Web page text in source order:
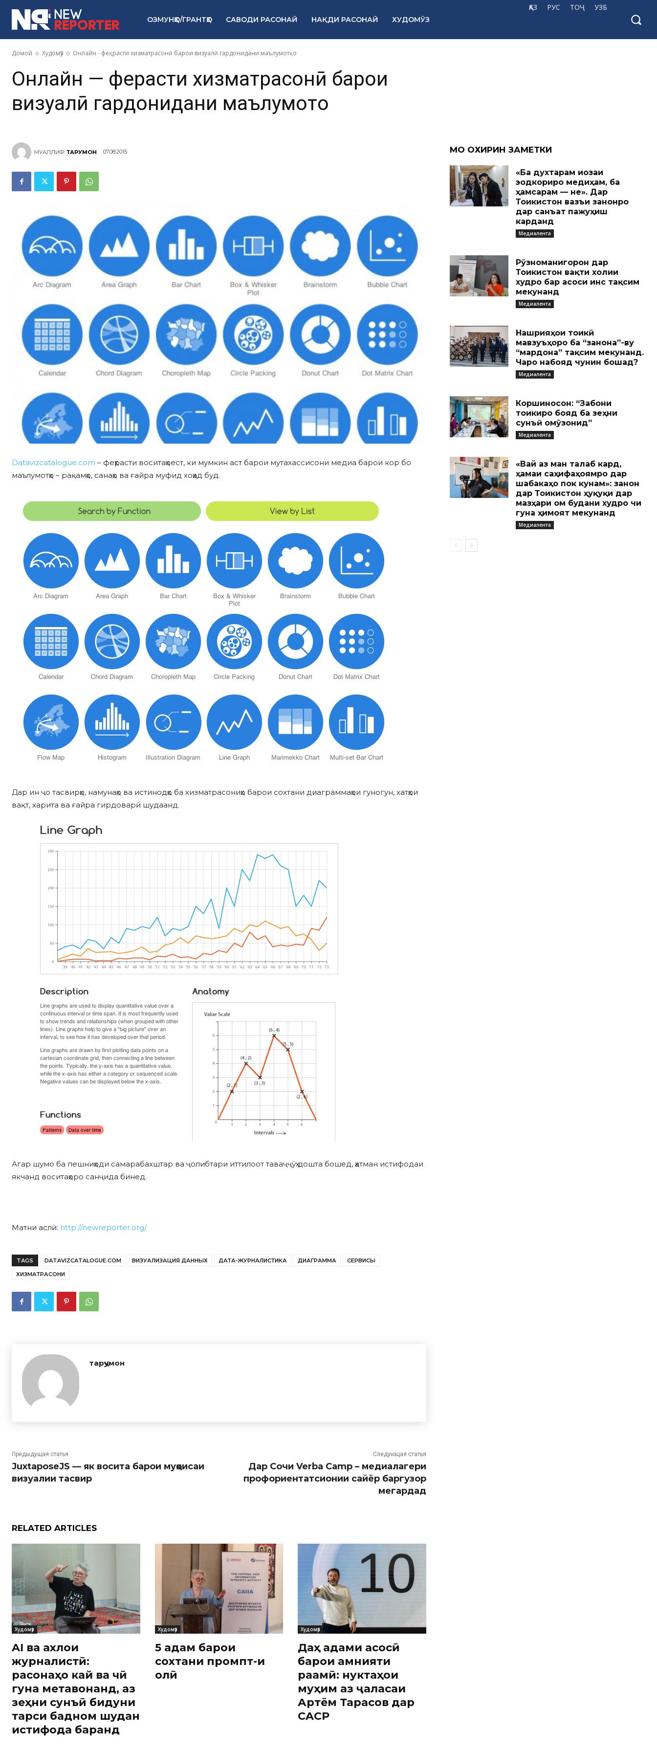
ҚАЗ РУС ТОҶ УЗБ
ОЗМУНҲО/ГРАНТҲО САВОДИ РАСОНАӢ НАҚДИ РАСОНАӢ ХУДОМӮЗ
Домой Худомӯз Онлайн - феҳрасти хизматрасонӣ барои визуалӣ гардонидани маълумотҳо
Онлайн — феҳрасти хизматрасонӣ барои
визуалӣ гардонидани маълумотҳо
МУАЛЛИФ: ТАРҶУМОН 07.08.2015
Datavizcatalogue.com – феҳрасти воситаҳоест, ки мумкин аст барои мутахассисони медиа барои кор бо
маълумотҳо – рақамҳо, санаҳо ва ғайра муфид хоҳад буд.
Дар ин ҷо тасвирҳо, намунаҳо ва истинодҳо ба хизматрасониҳо барои сохтани диаграммаҳои гуногун, хатҳои
вақт, харита ва ғайра гирдоварӣ шудаанд.
Агар шумо ба пешниҳоди самарабахштар ва ҷолибтари иттилоот таваҷҷӯҳ дошта бошед, ҳатман истифодаи
якчанд воситаҳоро санҷида бинед.
Матни аслӣ: http://newreporter.org/
TAGS DATAVIZCATALOGUE.COM ВИЗУАЛИЗАЦИЯ ДАННЫХ ДАТА-ЖУРНАЛИСТИКА ДИАГРАММА
СЕРВИСЫ
ХИЗМАТРАСОНИ
тарҷумон
Предыдущая статья
JuxtaposeJS — як восита барои муқоисаи
визуалии тасвир
Следующая статья
Дар Сочи Verba Camp – медиалагери
профориентатсионии сайёр баргузор
мегардад
RELATED ARTICLES
Худомӯз
AI ва ахлоқи
журналистӣ:
расонаҳо кай ва чӣ
гуна метавонанд, аз
зеҳни сунъӣ бидуни
тарси бадном шудан
истифода баранд
Худомӯз
5 қадам барои
сохтани промпт-и
олӣ
Худомӯз
Даҳ қадами асосӣ
барои амнияти
рақамӣ: нуктаҳои
муҳим аз ҷаласаи
Артём Тарасов дар
CACP
МО ОХИРИН ЗАМЕТКИ
«Ба духтарам иҷозаи
эҷодкориро медиҳам, ба
ҳамсарам — не». Дар
Тоҷикистон вазъи занонро
дар санъат пажуҳиш
карданд
Медиалента
Рӯзноманигорон дар
Тоҷикистон вақти холии
худро бар асоси ҷинс тақсим
мекунанд
Медиалента
Нашрияҳои тоҷикӣ
мавзуъҳоро ба “занона”-ву
“мардона” тақсим мекунанд.
Чаро набояд чунин бошад?
Медиалента
Коршиносон: “Забони
тоҷикиро бояд ба зеҳни
сунъӣ омӯзонид”
Медиалента
«Вай аз ман талаб кард,
ҳамаи саҳифаҳоямро дар
шабакаҳо пок кунам»: занон
дар Тоҷикистон ҳуқуқи дар
мазҳари ом будани худро чи
гуна ҳимоят мекунанд
Медиалента